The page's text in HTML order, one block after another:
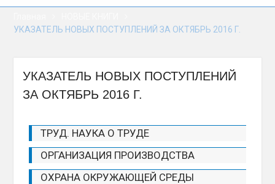
соглашения об условиях
Белорусско-
университета
Состоялось
заседание третьей
представителей
Национального
собрания Республики
Беларусь восьмого
созыва
УКАЗАТЕЛЬ НОВЫХ ПОСТУПЛЕНИЙ ЗА ОКТЯБРЬ 2016 Г.
УКАЗАТЕЛЬ НОВЫХ ПОСТУПЛЕНИЙ
ЗА ОКТЯБРЬ 2016 Г.
ТРУД. НАУКА О ТРУДЕ
ОРГАНИЗАЦИЯ ПРОИЗВОДСТВА
ОХРАНА ОКРУЖАЮЩЕЙ СРЕДЫ